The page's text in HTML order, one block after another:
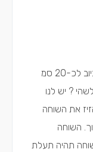
האם יש פתרון להקטין את פתח שוחת הביוב לכ-20 סמ
? יש לנו
את השוחה
השוחה
תהיה תעלת